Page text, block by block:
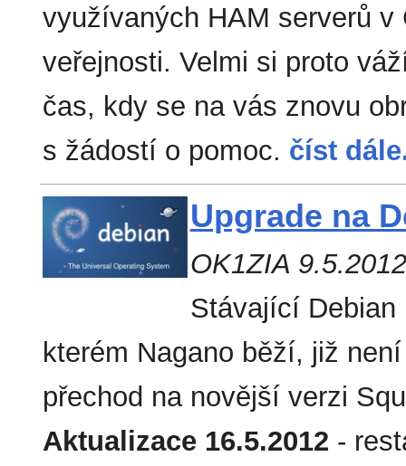
využívaných HAM serverů
veřejnosti. Velmi si proto
čas, kdy se na vás znovu
s žádostí o pomoc. číst
Upgrade na
OK1ZIA 9.5.2012
Stávající Debian
kterém Nagano běží, již
přechod na novější verzi
Aktualizace 16.5.2012 -